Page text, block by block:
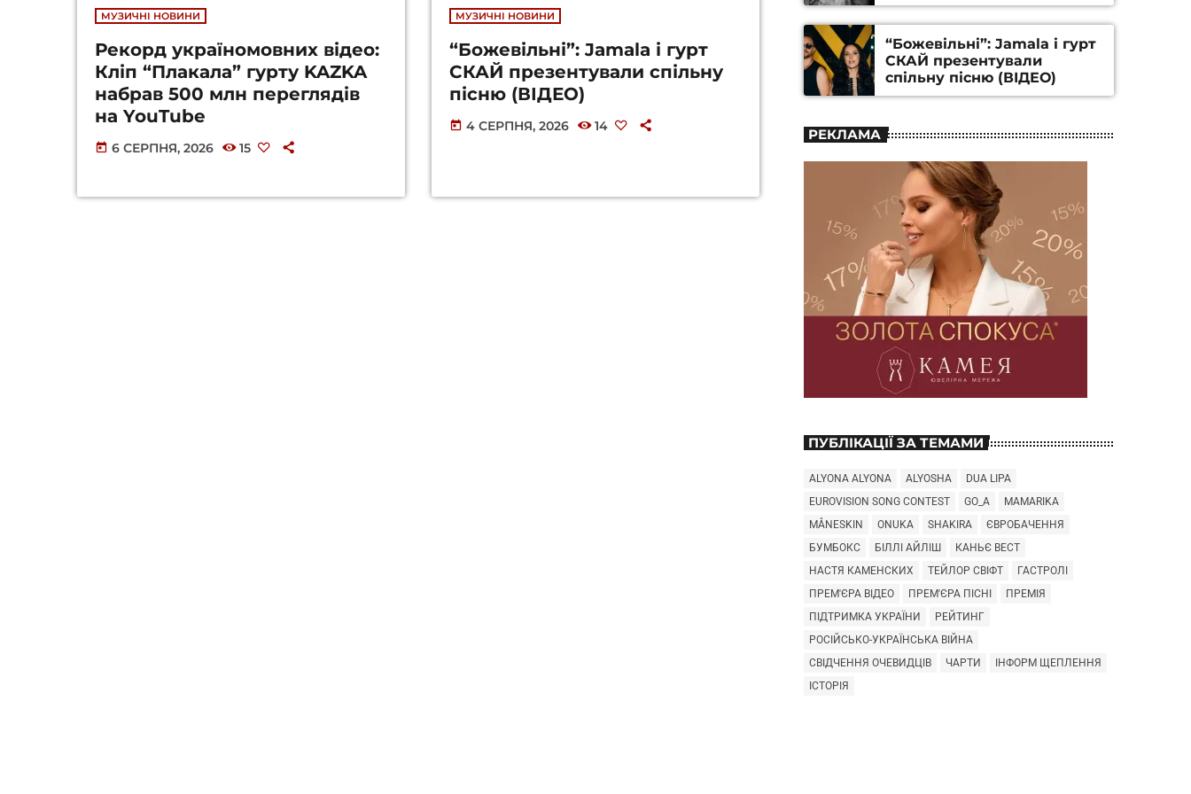
МУЗИЧНІ НОВИНИ
Рекорд україномовних відео:
Кліп “Плакала” гурту KAZKA
набрав 500 млн переглядів
на YouTube
today 6 СЕРПНЯ, 2026 15
МУЗИЧНІ НОВИНИ
“Божевільні”: Jamala і гурт
СКАЙ презентували спільну
пісню (ВІДЕО)
today 4 СЕРПНЯ, 2026 14
Станіслава Гуренка та
Андрія Алфьорова (ВІДЕО)
“Божевільні”: Jamala і гурт
СКАЙ презентували
спільну пісню (ВІДЕО)
РЕКЛАМА
ПУБЛІКАЦІЇ ЗА ТЕМАМИ
ALYONA ALYONA ALYOSHA
DUA LIPA
EUROVISION SONG CONTEST
GO_A
MAMARIKA
MÅNESKIN
ONUKA SHAKIRA
ЄВРОБАЧЕННЯ
БУМБОКС
БІЛЛІ АЙЛІШ
КАНЬЄ ВЕСТ
НАСТЯ КАМЕНСКИХ
ТЕЙЛОР СВІФТ
ГАСТРОЛІ
ПРЕМ'ЄРА ВІДЕО
ПРЕМ'ЄРА ПІСНІ
ПРЕМІЯ
ПІДТРИМКА УКРАЇНИ
РЕЙТИНГ
РОСІЙСЬКО-УКРАЇНСЬКА ВІЙНА
СВІДЧЕННЯ ОЧЕВИДЦІВ
ЧАРТИ
ІНФОРМ ЩЕПЛЕННЯ
ІСТОРІЯ